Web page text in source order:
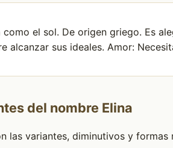
como el sol. De origen griego. Es
alcanzar sus ideales. Amor:
del nombre Elina
las variantes, diminutivos y